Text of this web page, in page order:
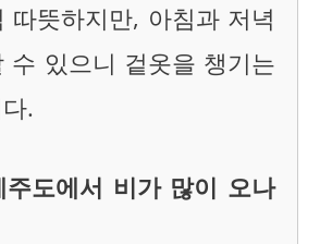
따뜻하지만, 아침과 저녁
수 있으니 겉옷을 챙기는
.
도에서 비가 많이 오나